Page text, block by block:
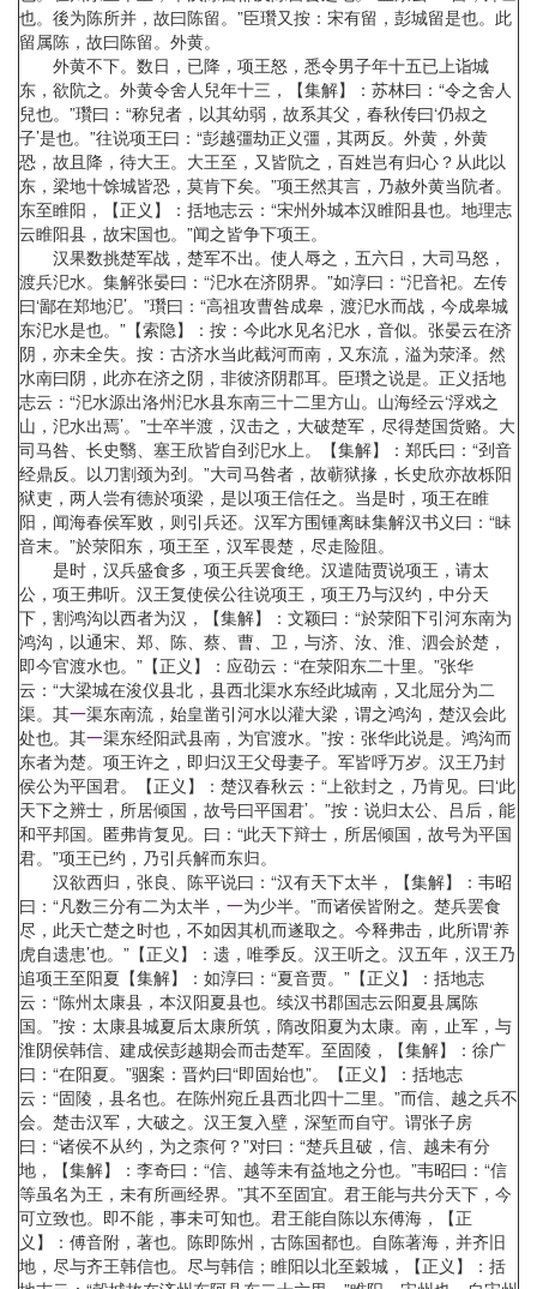
也。後为陈所并，故曰陈留。”臣瓚又按：宋有留，彭城留是也。此
留属陈，故曰陈留。外黄。
外黄不下。数日，已降，项王怒，悉令男子年十五已上诣城
东，欲阬之。外黄令舍人兒年十三，【集解】：苏林曰：“令之舍人
兒也。”瓚曰：“称兒者，以其幼弱，故系其父，春秋传曰‘仍叔之
子’是也。”往说项王曰：“彭越彊劫正义彊，其两反。外黄，外黄
恐，故且降，待大王。大王至，又皆阬之，百姓岂有归心？从此以
东，梁地十馀城皆恐，莫肯下矣。”项王然其言，乃赦外黄当阬者。
东至睢阳，【正义】：括地志云：“宋州外城本汉睢阳县也。地理志
云睢阳县，故宋国也。”闻之皆争下项王。
汉果数挑楚军战，楚军不出。使人辱之，五六日，大司马怒，
渡兵汜水。集解张晏曰：“汜水在济阴界。”如淳曰：“汜音祀。左传
曰‘鄙在郑地汜’。”瓚曰：“高祖攻曹咎成皋，渡汜水而战，今成皋城
东汜水是也。”【索隐】：按：今此水见名汜水，音似。张晏云在济
阴，亦未全失。按：古济水当此截河而南，又东流，溢为荥泽。然
水南曰阴，此亦在济之阴，非彼济阴郡耳。臣瓚之说是。正义括地
志云：“汜水源出洛州汜水县东南三十二里方山。山海经云‘浮戏之
山，汜水出焉’。”士卒半渡，汉击之，大破楚军，尽得楚国货赂。大
司马咎、长史翳、塞王欣皆自刭汜水上。【集解】：郑氏曰：“刭音
经鼎反。以刀割颈为刭。”大司马咎者，故蕲狱掾，长史欣亦故栎阳
狱吏，两人尝有德於项梁，是以项王信任之。当是时，项王在睢
阳，闻海春侯军败，则引兵还。汉军方围锺离眛集解汉书义曰：“眛
音末。”於荥阳东，项王至，汉军畏楚，尽走险阻。
是时，汉兵盛食多，项王兵罢食绝。汉遣陆贾说项王，请太
公，项王弗听。汉王复使侯公往说项王，项王乃与汉约，中分天
下，割鸿沟以西者为汉，【集解】：文颖曰：“於荥阳下引河东南为
鸿沟，以通宋、郑、陈、蔡、曹、卫，与济、汝、淮、泗会於楚，
即今官渡水也。”【正义】：应劭云：“在荥阳东二十里。”张华
云：“大梁城在浚仪县北，县西北渠水东经此城南，又北屈分为二
渠。其一渠东南流，始皇凿引河水以灌大梁，谓之鸿沟，楚汉会此
处也。其一渠东经阳武县南，为官渡水。”按：张华此说是。鸿沟而
东者为楚。项王许之，即归汉王父母妻子。军皆呼万岁。汉王乃封
侯公为平国君。【正义】：楚汉春秋云：“上欲封之，乃肯见。曰‘此
天下之辨士，所居倾国，故号曰平国君’。”按：说归太公、吕后，能
和平邦国。匿弗肯复见。曰：“此天下辩士，所居倾国，故号为平国
君。”项王已约，乃引兵解而东归。
汉欲西归，张良、陈平说曰：“汉有天下太半，【集解】：韦昭
曰：“凡数三分有二为太半， 一为少半。”而诸侯皆附之。楚兵罢食
尽，此天亡楚之时也，不如因其机而遂取之。今释弗击，此所谓‘养
虎自遗患’也。”【正义】：遗，唯季反。汉王听之。汉五年，汉王乃
追项王至阳夏【集解】：如淳曰：“夏音贾。”【正义】：括地志
云：“陈州太康县，本汉阳夏县也。续汉书郡国志云阳夏县属陈
国。”按：太康县城夏后太康所筑，隋改阳夏为太康。南，止军，与
淮阴侯韩信、建成侯彭越期会而击楚军。至固陵，【集解】：徐广
曰：“在阳夏。”骃案：晋灼曰“即固始也”。【正义】：括地志
云：“固陵，县名也。在陈州宛丘县西北四十二里。”而信、越之兵不
会。楚击汉军，大破之。汉王复入壁，深堑而自守。谓张子房
曰：“诸侯不从约，为之柰何？”对曰：“楚兵且破，信、越未有分
地，【集解】：李奇曰：“信、越等未有益地之分也。”韦昭曰：“信
等虽名为王，未有所画经界。”其不至固宜。君王能与共分天下，今
可立致也。即不能，事未可知也。君王能自陈以东傅海，【正
义】：傅音附，著也。陈即陈州，古陈国都也。自陈著海，并齐旧
地，尽与齐王韩信也。尽与韩信；睢阳以北至穀城，【正义】：括